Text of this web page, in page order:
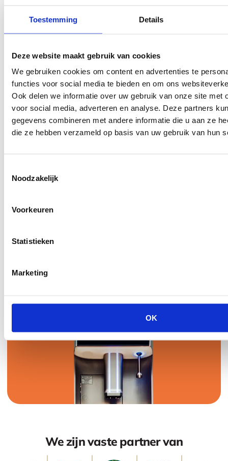
Toestemming Details
Deze website maakt gebruik van cookies
We gebruiken cookies om content en advertenties te
functies voor social media te bieden en om ons
Ook delen we informatie over uw gebruik van onze site met
voor social media, adverteren en analyse. Deze partners
gegevens combineren met andere informatie die u aan ze
die ze hebben verzameld op basis van uw gebruik van hun
Noodzakelijk
Voorkeuren
Statistieken
Marketing
OK
het nu gaat om een
koffiecorner op kantoor,
groot evenement, de
koffiesoorten die je
aanbiedt bepalen voor
een groot deel de
beleving van je gasten.
melksoorten het beste
1 2 3 4 5
Klaar om jouw koffievoorziening te
Neem contact op en ontdek wat wij
We zijn vaste partner van